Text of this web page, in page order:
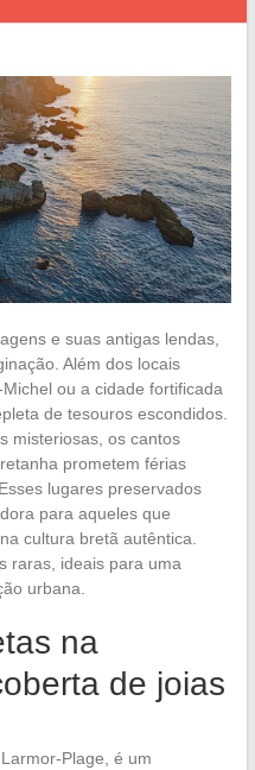
e suas antigas lendas,
Além dos locais
ou a cidade fortificada
de tesouros escondidos.
misteriosas, os cantos
prometem férias
lugares preservados
para aqueles que
cultura bretã autêntica.
raras, ideais para uma
urbana.
na
de joias
Larmor-Plage, é um